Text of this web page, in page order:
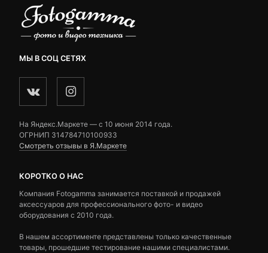
МЫ В СОЦ СЕТЯХ
На Яндекс.Маркете — c 10 июня 2014 года.
ОГРНИП 314784710100933
Смотреть отзывы в Я.Маркете
КОРОТКО О НАС
Компания Fotogamma занимается поставкой и продажей
аксессуаров для профессионального фото- и видео
оборудования с 2010 года.
В нашем ассортименте представлены только качественные
товары, прошедшие тестирование нашими специалистами.